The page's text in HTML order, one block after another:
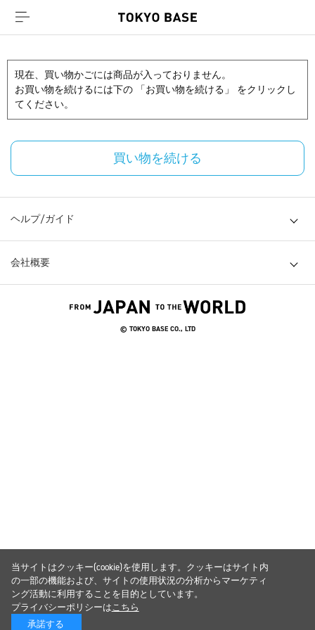
現在、買い物かごには商品が入っておりません。
お買い物を続けるには下の 「お買い物を続ける」 をクリックし
てください。
買い物を続ける
ヘルプ/ガイド
会社概要
© TOKYO BASE CO., LTD
当サイトはクッキー(cookie)を使用します。クッキーはサイト内
の一部の機能および、サイトの使用状況の分析からマーケティ
ング活動に利用することを目的としています。
プライバシーポリシーはこちら
承諾する